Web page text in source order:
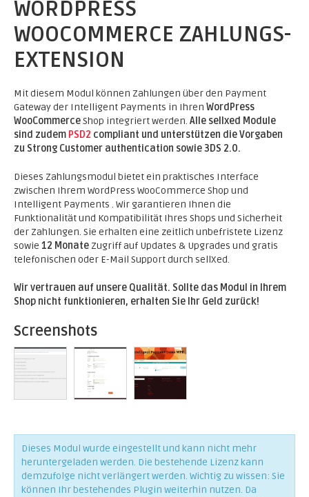
WORDPRESS
WOOCOMMERCE ZAHLUNGS-
EXTENSION
Mit diesem Modul können Zahlungen über den Payment
Gateway der Intelligent Payments in Ihren WordPress
WooCommerceShop integriert werden. Alle sellxed Module
sind zudem PSD2 compliant und unterstützen die Vorgaben
zu Strong Customer authentication sowie 3DS 2.0.
Dieses Zahlungsmodul bietet ein praktisches Interface
zwischen Ihrem WordPress WooCommerce Shop und
Intelligent Payments . Wir garantieren Ihnen die
Funktionalität und Kompatibilität Ihres Shops und Sicherheit
der Zahlungen. Sie erhalten eine zeitlich unbefristete Lizenz
sowie 12 Monate Zugriff auf Updates & Upgrades und gratis
telefonischen oder E-Mail Support durch sellXed.
Wir vertrauen auf unsere Qualität. Sollte das Modul in Ihrem
Shop nicht funktionieren, erhalten Sie Ihr Geld zurück!
Screenshots
Dieses Modul wurde eingestellt und kann nicht mehr
heruntergeladen werden. Die bestehende Lizenz kann
demzufolge nicht verlängert werden. Wichtig zu wissen: Sie
können Ihr bestehendes Plugin weiterhin nutzen. Da